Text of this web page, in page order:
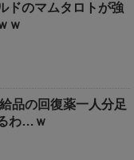
ドのマムタロトが強
ｗ
品の回復薬一人分足
わ…ｗ